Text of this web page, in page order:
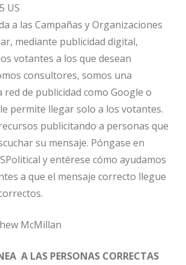
US
a las Campañas y Organizaciones
mediante publicidad digital,
votantes a los que desean
consultores, somos una
de publicidad como Google o
permite llegar solo a los votantes.
publicitando a personas que
su mensaje. Póngase en
y entérese cómo ayudamos
a que el mensaje correcto llegue
McMillan
A LAS PERSONAS CORRECTAS